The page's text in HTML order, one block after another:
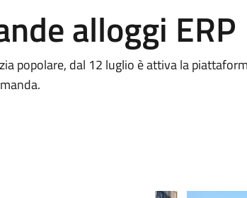
alloggi ERP
popolare, dal 12 luglio è attiva la